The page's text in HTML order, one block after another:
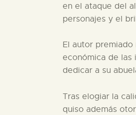
en el ataque del
personajes y el
El autor
económica de las
dedicar a su
Tras elogiar la
quiso además